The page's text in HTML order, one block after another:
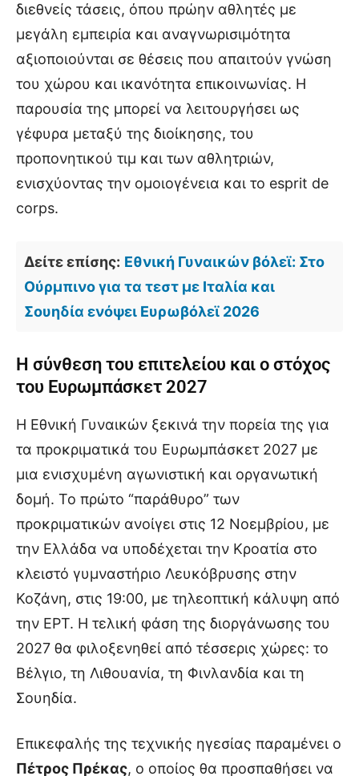
διεθνείς τάσεις, όπου πρώην αθλητές με
μεγάλη εμπειρία και αναγνωρισιμότητα
αξιοποιούνται σε θέσεις που απαιτούν γνώση
του χώρου και ικανότητα επικοινωνίας. Η
παρουσία της μπορεί να λειτουργήσει ως
γέφυρα μεταξύ της διοίκησης, του
προπονητικού τιμ και των αθλητριών,
ενισχύοντας την ομοιογένεια και το esprit de
corps.
Δείτε επίσης: Εθνική Γυναικών βόλεϊ: Στο
Ούρμπινο για τα τεστ με Ιταλία και
Σουηδία ενόψει Ευρωβόλεϊ 2026
Η σύνθεση του επιτελείου και ο στόχος
του Ευρωμπάσκετ 2027
Η Εθνική Γυναικών ξεκινά την πορεία της για
τα προκριματικά του Ευρωμπάσκετ 2027 με
μια ενισχυμένη αγωνιστική και οργανωτική
δομή. Το πρώτο “παράθυρο” των
προκριματικών ανοίγει στις 12 Νοεμβρίου, με
την Ελλάδα να υποδέχεται την Κροατία στο
κλειστό γυμναστήριο Λευκόβρυσης στην
Κοζάνη, στις 19:00, με τηλεοπτική κάλυψη από
την ΕΡΤ. Η τελική φάση της διοργάνωσης του
2027 θα φιλοξενηθεί από τέσσερις χώρες: το
Βέλγιο, τη Λιθουανία, τη Φινλανδία και τη
Σουηδία.
Επικεφαλής της τεχνικής ηγεσίας παραμένει ο
Πέτρος Πρέκας, ο οποίος θα προσπαθήσει να